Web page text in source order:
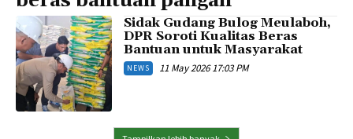
Sidak Gudang Bulog Meulaboh,
DPR Soroti Kualitas Beras
Bantuan untuk Masyarakat
NEWS 11 May 2026 17:03 PM